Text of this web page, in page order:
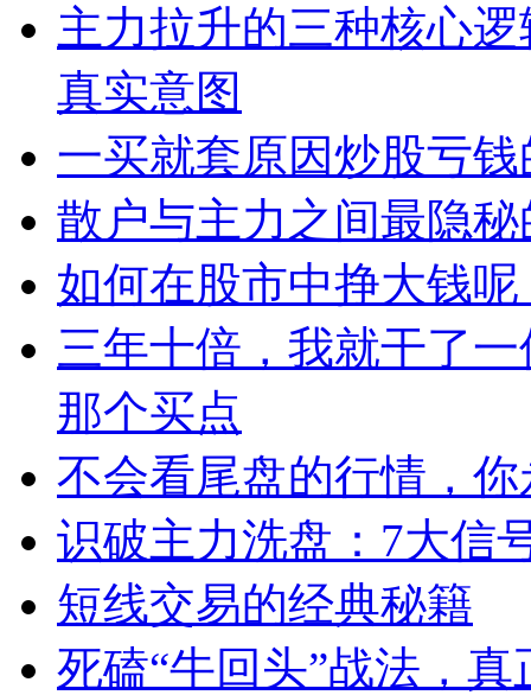
主力拉升的三种核心
真实意图
一买就套原因炒股亏
散户与主力之间最隐
如何在股市中挣大钱呢
三年十倍，我就干了
那个买点
不会看尾盘的行情，
识破主力洗盘：7大信
短线交易的经典秘籍
死磕“牛回头”战法，